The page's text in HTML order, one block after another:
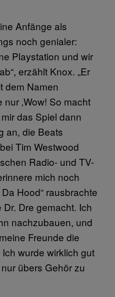
Anfänge als
noch genialer:
Playstation und wir
erzählt Knox. „Er
dem Namen
nur ‚Wow! So macht
das Spiel dann
an, die Beats
Tim Westwood
Radio- und TV-
mich noch
Hood“ rausbrachte
Dre gemacht. Ich
nachzubauen, und
Freunde die
wurde wirklich gut
übers Gehör zu